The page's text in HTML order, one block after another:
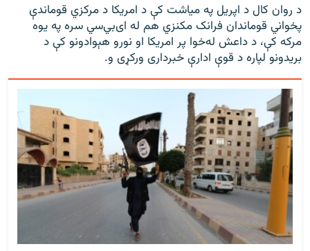
د روان کال د اپریل په میاشت کې د امریکا د مرکزي قوماندې
پخواني قوماندان فرانک مکنزي هم له ای‌بي‌سي سره په یوه
مرکه کې، د داعش له‌خوا پر امریکا او نورو هېوادونو کې د
بریدونو لپاره د قوې ادارې خبرداری ورکړی و.